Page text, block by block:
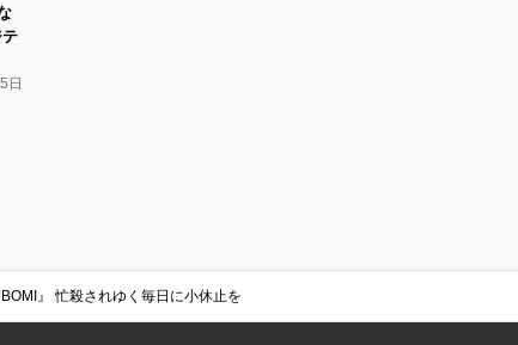
日
』 忙殺されゆく毎日に小休止を